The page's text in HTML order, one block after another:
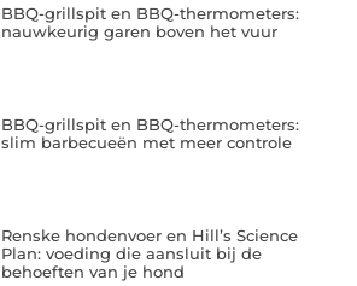
BBQ-grillspit en BBQ-thermometers:
nauwkeurig garen boven het vuur
BBQ-grillspit en BBQ-thermometers:
slim barbecueën met meer controle
Renske hondenvoer en Hill’s Science
Plan: voeding die aansluit bij de
behoeften van je hond